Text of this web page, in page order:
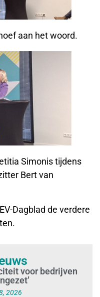
aan het woord.
Simonis tijdens
Bert van
Dagblad de verdere
voor bedrijven
2026